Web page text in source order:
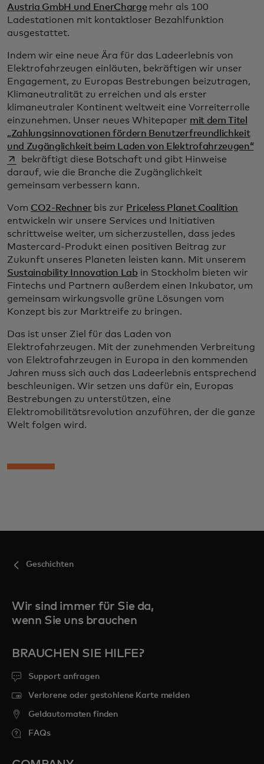
Austria GmbH und EnerCharge mehr als 100
Ladestationen mit kontaktloser Bezahlfunktion
ausgestattet.
Indem wir eine neue Ära für das Ladeerlebnis von
Elektrofahrzeugen einläuten, bekräftigen wir unser
Engagement, zu Europas Bestrebungen beizutragen,
Klimaneutralität zu erreichen und als erster
klimaneutraler Kontinent weltweit eine Vorreiterrolle
einzunehmen. Unser neues Whitepaper mit dem Titel
„Zahlungsinnovationen fördern Benutzerfreundlichkeit
und Zugänglichkeit beim Laden von Elektrofahrzeugen“
bekräftigt diese Botschaft und gibt Hinweise
darauf, wie die Branche die Zugänglichkeit
gemeinsam verbessern kann.
Vom CO2-Rechnerbis zur Priceless Planet Coalition
entwickeln wir unsere Services und Initiativen
schrittweise weiter, um sicherzustellen, dass jedes
Mastercard-Produkt einen positiven Beitrag zur
Zukunft unseres Planeten leisten kann. Mit unserem
Sustainability Innovation Lab in Stockholm bieten wir
Fintechs und Partnern außerdem einen Inkubator, um
gemeinsam wirkungsvolle grüne Lösungen vom
Konzept bis zur Marktreife zu bringen.
Das ist unser Ziel für das Laden von
Elektrofahrzeugen. Mit der zunehmenden Verbreitung
von Elektrofahrzeugen in Europa in den kommenden
Jahren muss sich auch das Ladeerlebnis entsprechend
beschleunigen. Wir setzen uns dafür ein, Europas
Bestrebungen zu unterstützen, eine
Elektromobilitätsrevolution anzuführen, der die ganze
Welt folgen wird.
Geschichten
Wir sind immer für Sie da,
wenn Sie uns brauchen
BRAUCHEN SIE HILFE?
Support anfragen
Verlorene oder gestohlene Karte melden
Geldautomaten finden
FAQs